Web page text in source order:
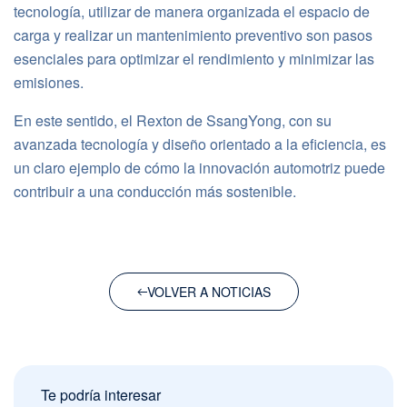
tecnología, utilizar de manera organizada el espacio de
carga y realizar un mantenimiento preventivo son pasos
esenciales para optimizar el rendimiento y minimizar las
emisiones.
En este sentido, el Rexton de SsangYong, con su
avanzada tecnología y diseño orientado a la eficiencia, es
un claro ejemplo de cómo la innovación automotriz puede
contribuir a una conducción más sostenible.
VOLVER A NOTICIAS
Te podría interesar